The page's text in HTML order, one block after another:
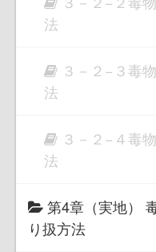
法
３－２−３毒
法
３－２−４毒
法
第4章（実地）
り扱方法